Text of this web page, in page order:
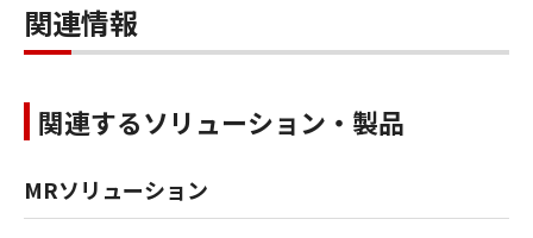
関連情報
関連するソリューション・製品
MRソリューション